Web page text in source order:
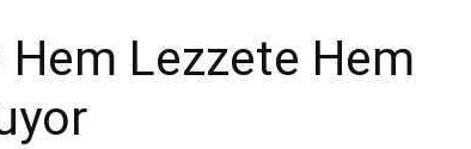
Hem Lezzete Hem